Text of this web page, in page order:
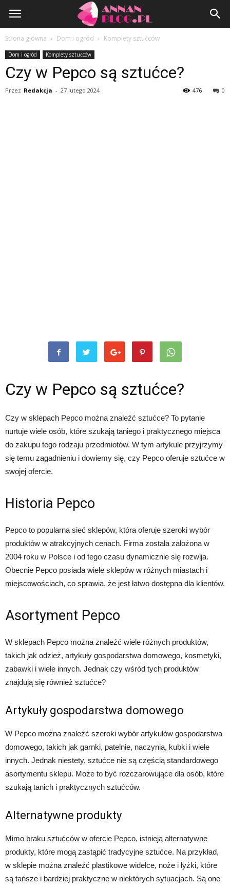
AnnanBlog.pl
Strona główna Dom i ogród Komplety sztućców
Dom i ogród Komplety sztućców
Czy w Pepco są sztućce?
Przez Redakcja - 27 lutego 2024 0
476
Czy w Pepco są sztućce?
Czy w sklepach Pepco można znaleźć sztućce? To pytanie
nurtuje wiele osób, które szukają taniego i praktycznego miejsca
do zakupu tego rodzaju przedmiotów. W tym artykule przyjrzymy
się temu zagadnieniu i dowiemy się, czy Pepco oferuje sztućce w
swojej ofercie.
Historia Pepco
Pepco to popularna sieć sklepów, która oferuje szeroki wybór
produktów w atrakcyjnych cenach. Firma została założona w
2004 roku w Polsce i od tego czasu dynamicznie się rozwija.
Obecnie Pepco posiada wiele sklepów w różnych miastach i
miejscowościach, co sprawia, że jest łatwo dostępna dla klientów.
Asortyment Pepco
W sklepach Pepco można znaleźć wiele różnych produktów,
takich jak odzież, artykuły gospodarstwa domowego, kosmetyki,
zabawki i wiele innych. Jednak czy wśród tych produktów
znajdują się również sztućce?
Artykuły gospodarstwa domowego
W Pepco można znaleźć szeroki wybór artykułów gospodarstwa
domowego, takich jak garnki, patelnie, naczynia, kubki i wiele
innych. Jednak niestety, sztućce nie są częścią standardowego
asortymentu sklepu. Może to być rozczarowujące dla osób, które
szukają tanich i praktycznych sztućców.
Alternatywne produkty
Mimo braku sztućców w ofercie Pepco, istnieją alternatywne
produkty, które mogą zastąpić tradycyjne sztućce. Na przykład,
w sklepie można znaleźć plastikowe widelce, noże i łyżki, które
są tańsze i bardziej praktyczne w niektórych sytuacjach. Są one